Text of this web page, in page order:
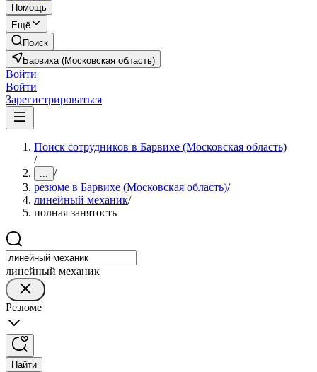
Помощь
Ещё
Поиск
Барвиха (Московская область)
Войти
Войти
Зарегистрироваться
Поиск сотрудников в Барвихе (Московская область)
/
... /
резюме в Барвихе (Московская область)/
линейный механик/
полная занятость
линейный механик
Резюме
Найти